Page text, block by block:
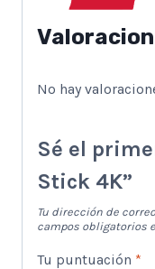
No hay
Sé el
Stick 4K”
Tu dirección de
campos obligatorios
Tu puntuación *